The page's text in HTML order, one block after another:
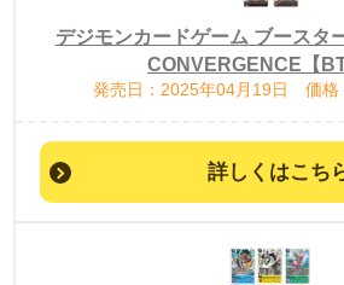
デジモンカードゲーム ブースタ
CONVERGENCE【
発売日：2025年04月19日 価格
詳しくはこち